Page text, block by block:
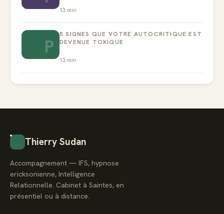
13 min
P
5 SIGNES QUE VOTRE AUTOCRITIQUE EST
DEVENUE TOXIQUE
13 min
Thierry Sudan
Accompagnement — IFS, hypnose
ericksonienne, Intelligence
Relationnelle. Cabinet à Saintes, en
présentiel ou à distance.